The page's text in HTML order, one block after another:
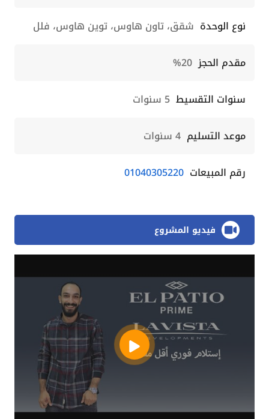
نوع الوحدة شقق، تاون هاوس، توين هاوس، فلل
مقدم الحجز 20%
سنوات التقسيط 5 سنوات
موعد التسليم 4 سنوات
رقم المبيعات 01040305220
فيديو المشروع